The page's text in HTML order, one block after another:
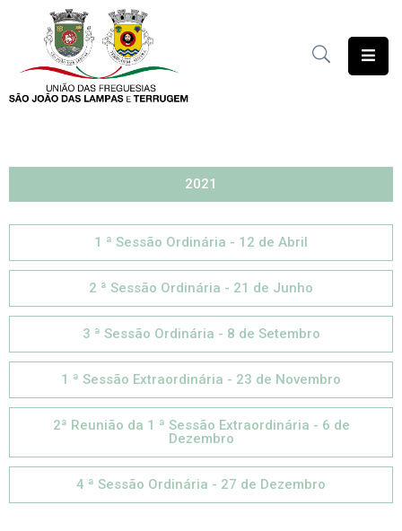
União
das
Contratação
Freguesia
Documentação
Serviços
Notícias
2021
1 ª Sessão Ordinária - 12 de Abril
2 ª Sessão Ordinária - 21 de Junho
3 ª Sessão Ordinária - 8 de Setembro
1 ª Sessão Extraordinária - 23 de Novembro
2ª Reunião da 1 ª Sessão Extraordinária - 6 de
Dezembro
4 ª Sessão Ordinária - 27 de Dezembro